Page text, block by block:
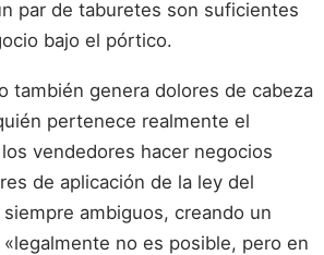
par de taburetes son suficientes
bajo el pórtico.
también genera dolores de cabeza
pertenece realmente el
vendedores hacer negocios
de aplicación de la ley del
ambiguos, creando un
no es posible, pero en